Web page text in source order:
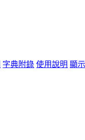
字典附錄 使用說明 顯